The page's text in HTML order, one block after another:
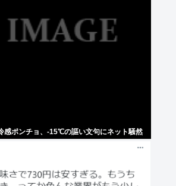
感ポンチョ、-15℃の謳い文句にネット騒然